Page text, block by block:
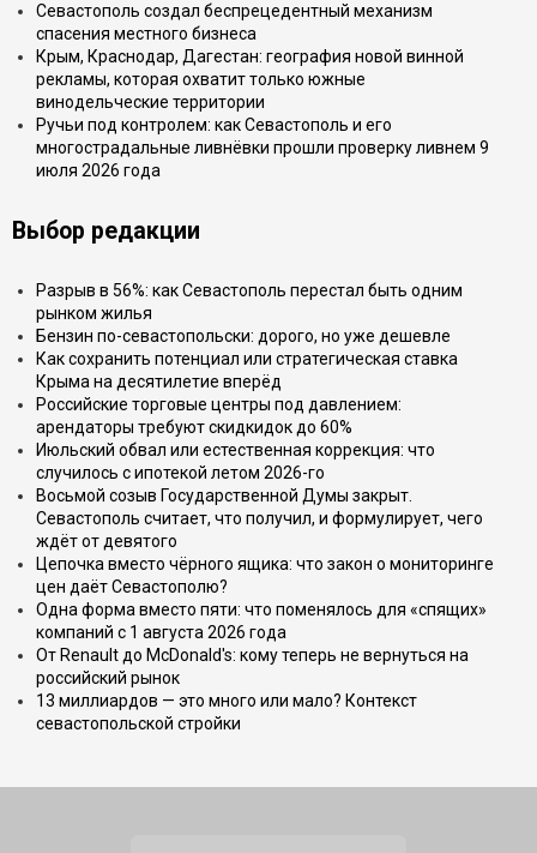
Севастополь создал беспрецедентный механизм
спасения местного бизнеса
Крым, Краснодар, Дагестан: география новой винной
рекламы, которая охватит только южные
винодельческие территории
Ручьи под контролем: как Севастополь и его
многострадальные ливнёвки прошли проверку ливнем 9
июля 2026 года
Выбор редакции
Разрыв в 56%: как Севастополь перестал быть одним
рынком жилья
Бензин по-севастопольски: дорого, но уже дешевле
Как сохранить потенциал или стратегическая ставка
Крыма на десятилетие вперёд
Российские торговые центры под давлением:
арендаторы требуют скидкидок до 60%
Июльский обвал или естественная коррекция: что
случилось с ипотекой летом 2026-го
Восьмой созыв Государственной Думы закрыт.
Севастополь считает, что получил, и формулирует, чего
ждёт от девятого
Цепочка вместо чёрного ящика: что закон о мониторинге
цен даёт Севастополю?
Одна форма вместо пяти: что поменялось для «спящих»
компаний с 1 августа 2026 года
От Renault до McDonald's: кому теперь не вернуться на
российский рынок
13 миллиардов — это много или мало? Контекст
севастопольской стройки